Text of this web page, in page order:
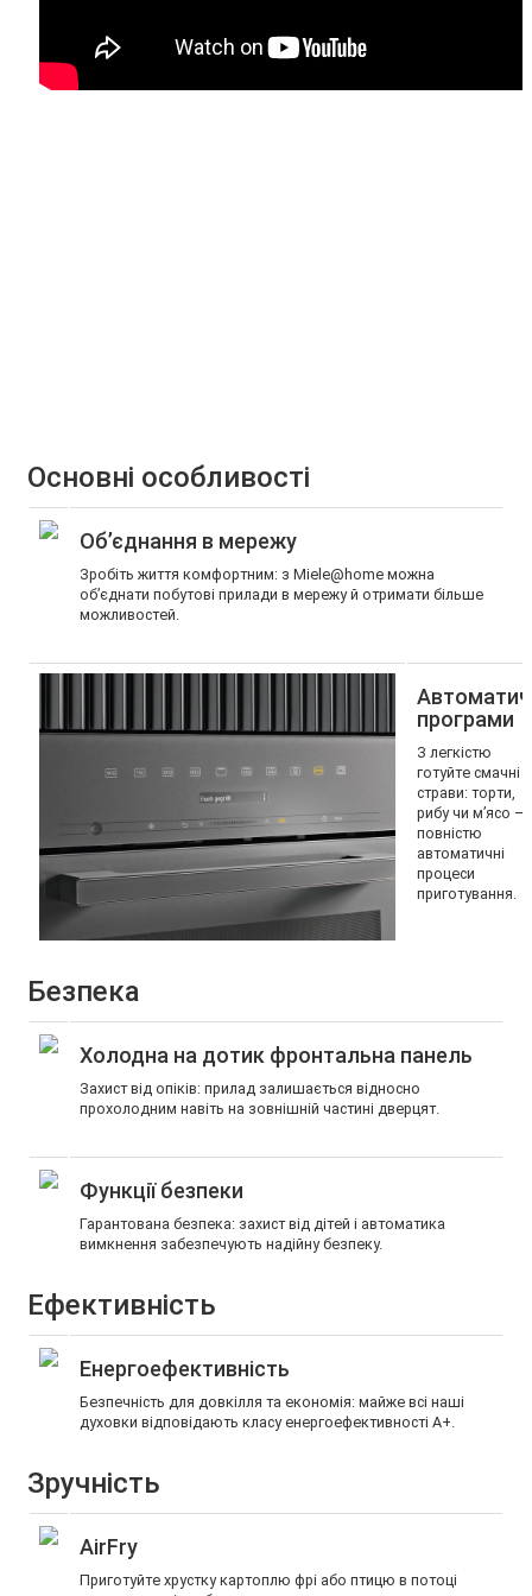
Основні особливості
Об’єднання в мережу
Зробіть життя комфортним: з Miele@home можна
об’єднати побутові прилади в мережу й отримати більше
можливостей.
програми
З легкістю
готуйте смачні
страви: торти,
рибу чи м’ясо –
повністю
автоматичні
процеси
приготування.
Безпека
Холодна на дотик фронтальна панель
Захист від опіків: прилад залишається відносно
прохолодним навіть на зовнішній частині дверцят.
Функції безпеки
Гарантована безпека: захист від дітей і автоматика
вимкнення забезпечують надійну безпеку.
Ефективність
Енергоефективність
Безпечність для довкілля та економія: майже всі наші
духовки відповідають класу енергоефективності A+.
Зручність
AirFry
Приготуйте хрустку картоплю фрі або птицю в потоці